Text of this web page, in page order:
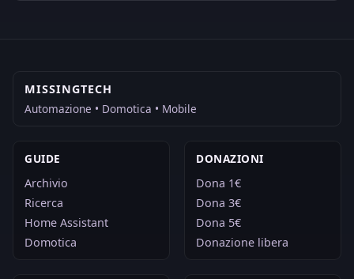
MISSINGTECH
Automazione • Domotica • Mobile
GUIDE
Archivio
Ricerca
Home Assistant
Domotica
DONAZIONI
Dona 1€
Dona 3€
Dona 5€
Donazione libera